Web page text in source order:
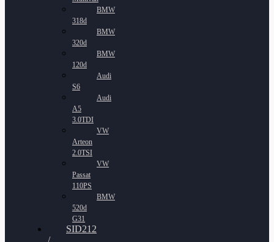
BMW
318d
BMW
320d
BMW
120d
Audi
S6
Audi
A5
3.0TDI
VW
Arteon
2.0TSI
VW
Passat
110PS
BMW
520d
G31
SID212
/